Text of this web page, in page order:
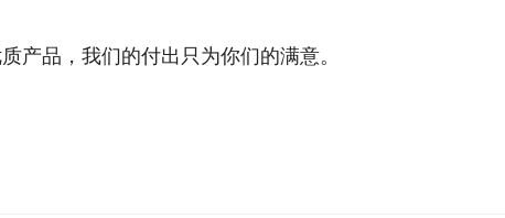
产品，我们的付出只为你们的满意。